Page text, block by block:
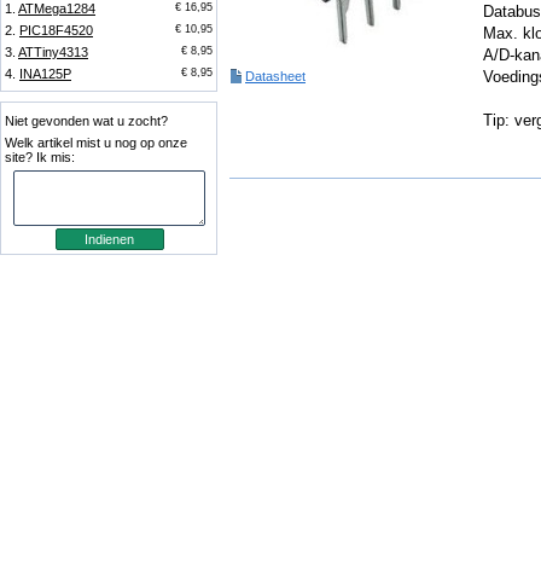
1. ATMega1284 € 16,95
2. PIC18F4520 € 10,95
3. ATTiny4313 € 8,95
4. INA125P € 8,95
Niet gevonden wat u zocht?
Welk artikel mist u nog op onze
site? Ik mis:
Datasheet
Max.
A/D-
Tip: